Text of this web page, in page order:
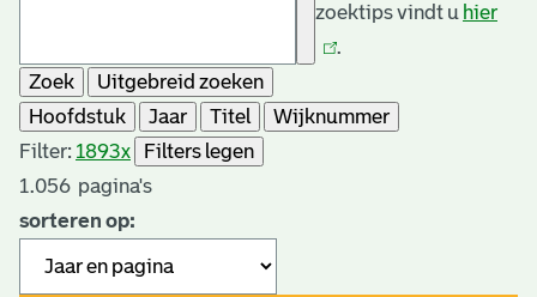
zoektips vindt u hier
.
Zoek
Uitgebreid zoeken
Hoofdstuk
Jaar Titel
Wijknummer
Filter: 1893x
Filters legen
1.056 pagina's
sorteren op: